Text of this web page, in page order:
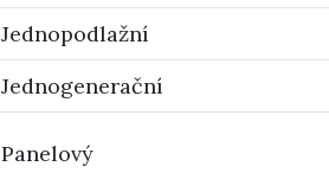
Jednopodlažní
Jednogenerační
Panelový